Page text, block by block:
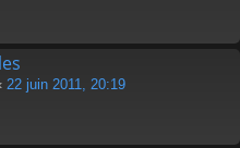
22 juin 2011, 20:19